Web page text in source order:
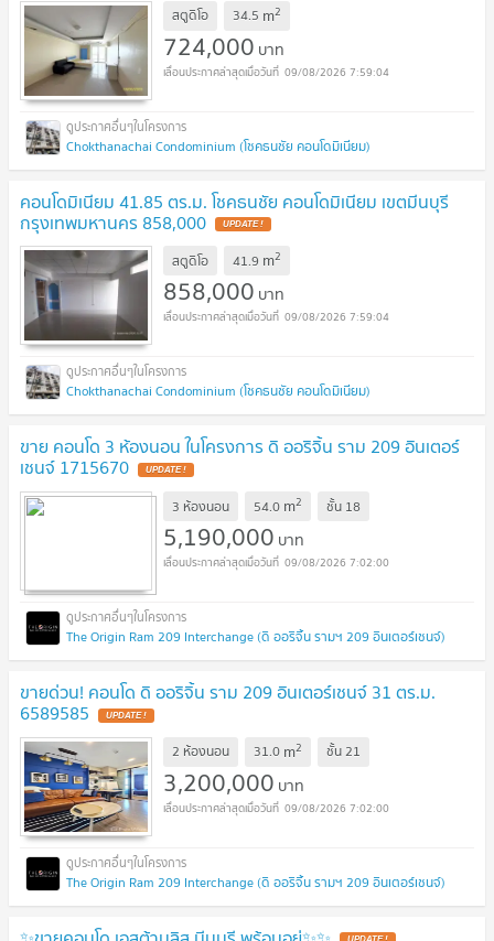
สตูดิโอ 34.5 m2
724,000 บาท
09/08/2026 7:59:04
Chokthanachai Condominium (โชคธนชัย คอนโดมิเนียม)
คอนโดมิเนียม 41.85 ตร.ม. โชคธนชัย คอนโดมิเนียม เขตมีนบุรี
กรุงเทพมหานคร 858,000 UPDATE !
สตูดิโอ 41.9 m2
858,000 บาท
09/08/2026 7:59:04
Chokthanachai Condominium (โชคธนชัย คอนโดมิเนียม)
ขาย คอนโด 3 ห้องนอน ในโครงการ ดิ ออริจิ้น ราม 209 อินเตอร์
เชนจ์ 1715670 UPDATE !
3 ห้องนอน 54.0 m2 ชั้น 18
5,190,000 บาท
09/08/2026 7:02:00
The Origin Ram 209 Interchange (ดิ ออริจิ้น รามฯ 209 อินเตอร์เชนจ์)
ขายด่วน! คอนโด ดิ ออริจิ้น ราม 209 อินเตอร์เชนจ์ 31 ตร.ม.
6589585 UPDATE !
2 ห้องนอน 31.0 m2 ชั้น21
3,200,000 บาท
09/08/2026 7:02:00
The Origin Ram 209 Interchange (ดิ ออริจิ้น รามฯ 209 อินเตอร์เชนจ์)